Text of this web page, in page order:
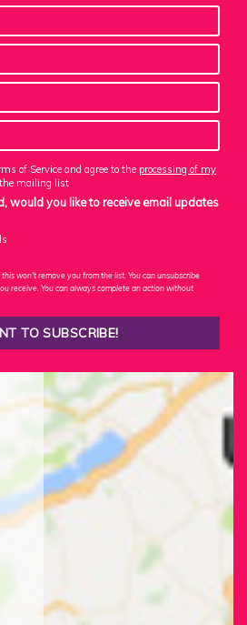
of Service and agree to the processing of my
mailing list
would you like to receive email updates
won't remove you from the list. You can unsubscribe
receive. You can always complete an action without